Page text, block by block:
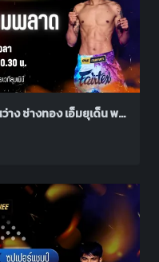
วิเคราะห์มวยศึก ONE ลุมพินี 165 ระหว่าง ช่างทอง เอ็มยุเด็น พบ เพชรอันดา เกียรติยอดยิ่ง